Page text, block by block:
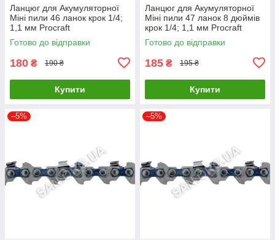
Ланцюг для Акумуляторної
Міні пили 46 ланок крок 1/4;
1,1 мм Procraft
Готово до відправки
180 ₴ 190 ₴
Купити
Ланцюг для Акумуляторної
Міні пили 47 ланок 8 дюймів
крок 1/4; 1,1 мм Procraft
Готово до відправки
185 ₴ 195 ₴
Купити
–5% –5%